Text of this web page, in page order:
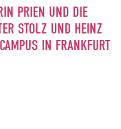
PRIEN UND DIE
STOLZ UND HEINZ
IN FRANKFURT